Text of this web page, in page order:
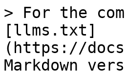
> For the
[llms.txt]
(https://
Markdown